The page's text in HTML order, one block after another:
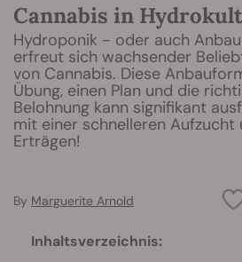
Cannabis in
Hydroponik - oder auch
erfreut sich wachsender
von Cannabis. Diese
Übung, einen Plan und die
Belohnung kann signifikant
mit einer schnelleren Aufzucht
Erträgen!
By Marguerite Arnold
Inhaltsverzeichnis: